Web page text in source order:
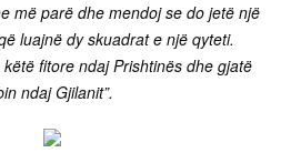
më parë dhe mendoj se do jetë një
luajnë dy skuadrat e një qyteti.
fitore ndaj Prishtinës dhe gjatë
ndaj Gjilanit”.